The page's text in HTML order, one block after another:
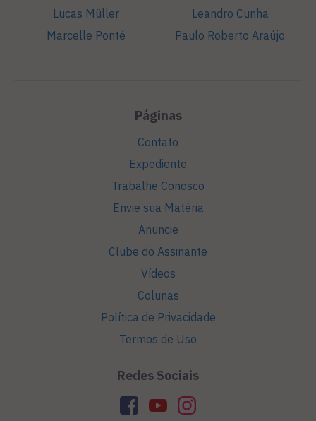
Lucas Müller
Marcelle Ponté
Leandro Cunha
Paulo Roberto Araújo
Páginas
Contato
Expediente
Trabalhe Conosco
Envie sua Matéria
Anuncie
Clube do Assinante
Vídeos
Colunas
Política de Privacidade
Termos de Uso
Redes Sociais